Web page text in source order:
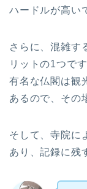
ハードルが高い
さらに、混雑す
リットの1つです
有名な仏閣は観
あるので、その
そして、寺院に
あり、記録に残